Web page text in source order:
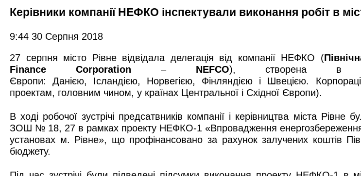
Керівники компанії НЕФКО інспектували виконання робіт в
9:44 30 Серпня 2018
27 серпня місто Рівне відвідала делегація від компанії НЕФКО (
Finance Corporation – NEFCO), створена в
Європи: Данією, Ісландією, Норвегією, Фінляндією і Швецією.
проектам, головним чином, у країнах Центральної і Східної Європи).
В ході робочої зустрічі предсатвників компанії і керівництва міста
ЗОШ № 18, 27 в рамках проекту НЕФКО-1 «Впровадження
установах м. Рівне», що профінансовано за рахунок залучених коштів
бюджету.